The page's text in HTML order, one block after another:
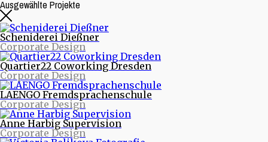
Ausgewählte Projekte
Scheniderei Dießner
Corporate Design
Quartier22 Coworking Dresden
Corporate Design
LAENGO Fremdsprachenschule
Corporate Design
Anne Harbig Supervision
Corporate Design